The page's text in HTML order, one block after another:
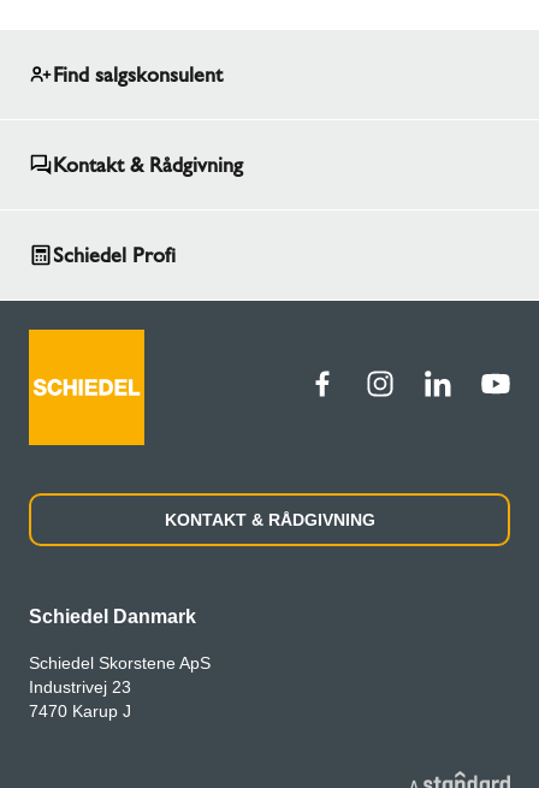
Find salgskonsulent
Kontakt & Rådgivning
Schiedel Profi
KONTAKT & RÅDGIVNING
Schiedel Danmark
Schiedel Skorstene ApS
Industrivej 23
7470 Karup J